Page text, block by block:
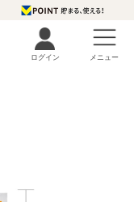
ログイン メニュー